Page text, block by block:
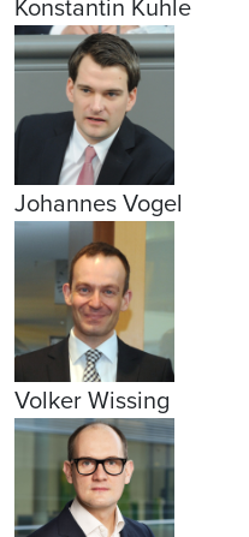
Johannes Vogel
Volker Wissing